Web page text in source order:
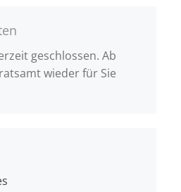
geschlossen. Ab
wieder für Sie